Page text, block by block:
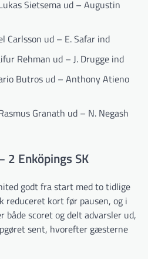
Sietsema ud – Augustin
Carlsson ud – E. Safar ind
Rehman ud – J. Drugge ind
Butros ud – Anthony Atieno
Granath ud – N. Negash
2 Enköpings SK
godt fra start med to tidlige
reduceret kort før pausen, og i
scoret og delt advarsler ud,
sent, hvorefter gæsterne